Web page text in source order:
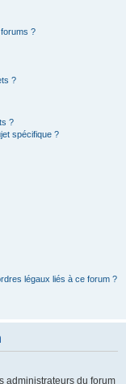
?
?
?
spécifique ?
légaux liés à ce forum ?
administrateurs du forum